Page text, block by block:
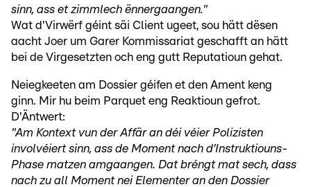
sinn, ass et zimmlech ënnergaangen."
Wat d'Virwërf géint säi Client ugeet, sou hätt dësen
aacht Joer um Garer Kommissariat geschafft an hätt
bei de Virgesetzten och eng gutt Reputatioun gehat.
Neiegkeeten am Dossier géifen et den Ament keng
ginn. Mir hu beim Parquet eng Reaktioun gefrot.
D'Äntwert:
"Am Kontext vun der Affär an déi véier Polizisten
involvéiert sinn, ass de Moment nach d’Instruktiouns-
Phase matzen amgaangen. Dat bréngt mat sech, dass
nach zu all Moment nei Elementer an den Dossier